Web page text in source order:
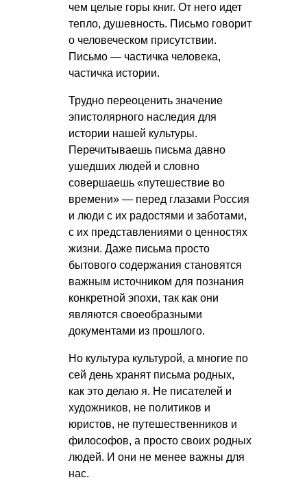
чем целые горы книг. От него идет
тепло, душевность. Письмо говорит
о человеческом присутствии.
Письмо — частичка человека,
частичка истории.
Трудно переоценить значение
эпистолярного наследия для
истории нашей культуры.
Перечитываешь письма давно
ушедших людей и словно
совершаешь «путешествие во
времени» — перед глазами Россия
и люди с их радостями и заботами,
с их представлениями о ценностях
жизни. Даже письма просто
бытового содержания становятся
важным источником для познания
конкретной эпохи, так как они
являются своеобразными
документами из прошлого.
Но культура культурой, а многие по
сей день хранят письма родных,
как это делаю я. Не писателей и
художников, не политиков и
юристов, не путешественников и
философов, а просто своих родных
людей. И они не менее важны для
нас.